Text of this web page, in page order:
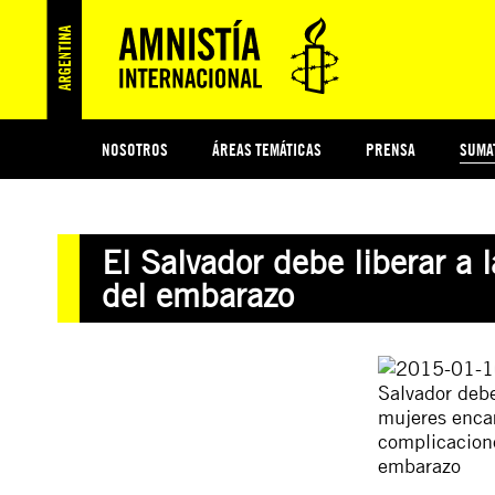
NOSOTROS ÁREAS TEMÁTICAS PRENSA
PREGUNTAS FRECUENTES
El Salvador debe liberar a
del embarazo